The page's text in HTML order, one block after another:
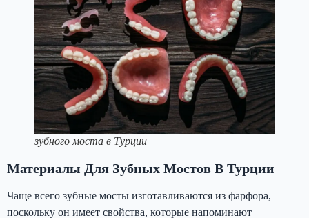
зубного моста в Турции
Материалы Для Зубных Мостов В Турции
Чаще всего зубные мосты изготавливаются из фарфора,
поскольку он имеет свойства, которые напоминают